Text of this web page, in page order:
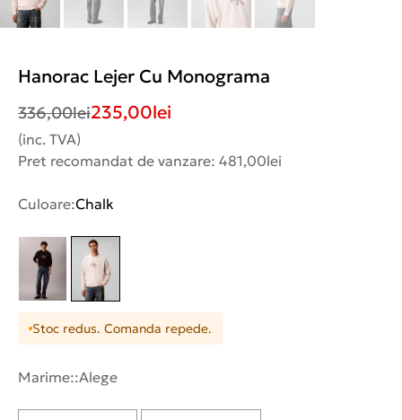
Hanorac Lejer Cu Monograma
336,00lei235,00lei
(inc. TVA)
Pret recomandat de vanzare: 481,00lei
Culoare:Chalk
Stoc redus. Comanda repede.
Marime::Alege